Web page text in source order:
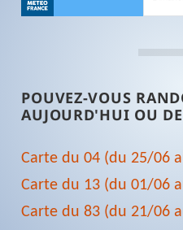
POUVEZ-VOUS
AUJOURD'HUI OU
Carte du 04 (du 25/06
Carte du 13 (du 01/06
Carte du 83 (du 21/06